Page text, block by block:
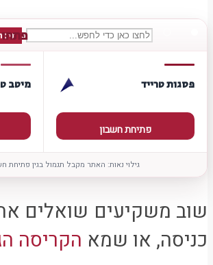
פסגות טרייד
פתיחת חשבון
מיטב
גילוי נאות: האתר מקבל תגמול בגין פתיחת
שוב משקיעים שואלים
כניסה, או שמא הקריסה